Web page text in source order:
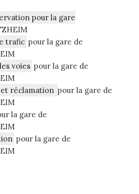
pour la gare
trafic pour la gare de
voies pour la gare de
réclamation pour la gare de
la gare de
pour la gare de